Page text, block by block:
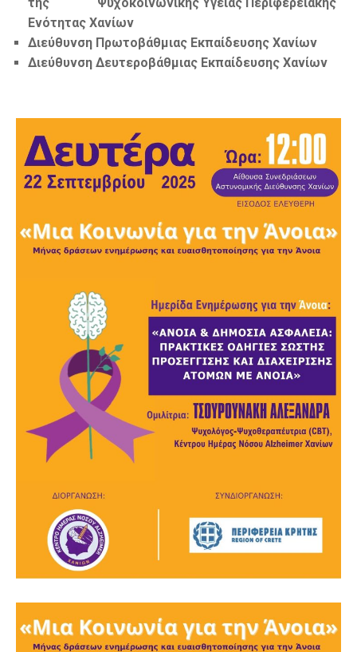
Ενότητας Χανίων
Διεύθυνση Πρωτοβάθμιας Εκπαίδευσης Χανίων
Διεύθυνση Δευτεροβάθμιας Εκπαίδευσης Χανίων